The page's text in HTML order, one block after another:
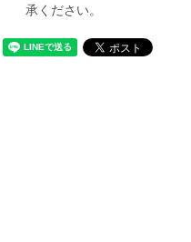
承ください。